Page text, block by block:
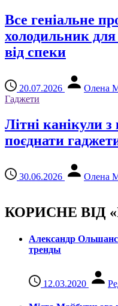
Все геніальне
холодильник
від спеки
20.07.2026
Олена
Гаджети
Літні канікули
поєднати
30.06.2026 Олена
КОРИСНЕ ВІД
Александр
тренды
12.03.2020